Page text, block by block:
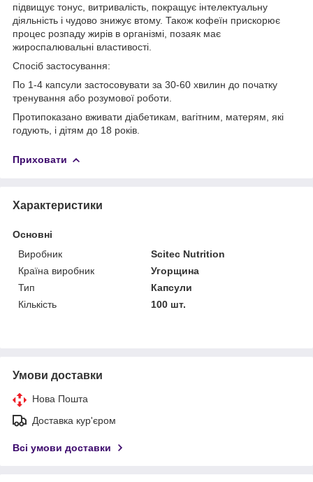
підвищує тонус, витривалість, покращує інтелектуальну
діяльність і чудово знижує втому. Також кофеїн прискорює
процес розпаду жирів в організмі, позаяк має
жироспалювальні властивості.
Спосіб застосування:
По 1-4 капсули застосовувати за 30-60 хвилин до початку
тренування або розумової роботи.
Протипоказано вживати діабетикам, вагітним, матерям, які
годують, і дітям до 18 років.
Приховати
Характеристики
Основні
Виробник
Scitec Nutrition
Країна виробник
Угорщина
Тип
Капсули
Кількість
100 шт.
Умови доставки
Нова Пошта
Доставка кур'єром
Всі умови доставки